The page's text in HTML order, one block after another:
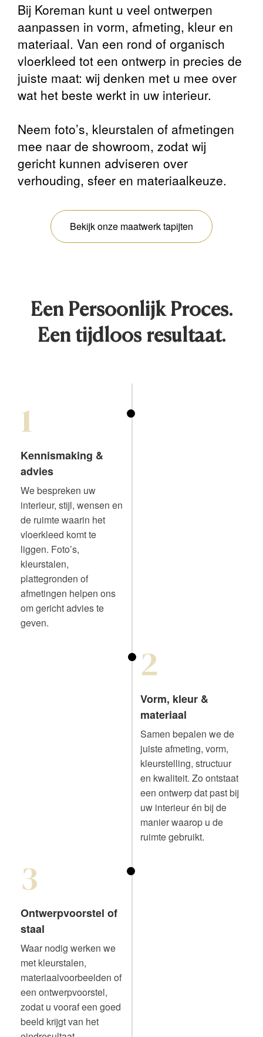
Bij Koreman kunt u veel ontwerpen
aanpassen in vorm, afmeting, kleur en
materiaal. Van een rond of organisch
vloerkleed tot een ontwerp in precies de
juiste maat: wij denken met u mee over
wat het beste werkt in uw interieur.
Neem foto’s, kleurstalen of afmetingen
mee naar de showroom, zodat wij
gericht kunnen adviseren over
verhouding, sfeer en materiaalkeuze.
Bekijk onze maatwerk tapijten
Een Persoonlijk Proces.
Een tijdloos resultaat.
1
Kennismaking &
advies
We bespreken uw
interieur, stijl, wensen en
de ruimte waarin het
vloerkleed komt te
liggen. Foto’s,
kleurstalen,
plattegronden of
afmetingen helpen ons
om gericht advies te
geven.
2
Vorm, kleur &
materiaal
Samen bepalen we de
juiste afmeting, vorm,
kleurstelling, structuur
en kwaliteit. Zo ontstaat
een ontwerp dat past bij
uw interieur én bij de
manier waarop u de
ruimte gebruikt.
3
Ontwerpvoorstel of
staal
Waar nodig werken we
met kleurstalen,
materiaalvoorbeelden of
een ontwerpvoorstel,
zodat u vooraf een goed
beeld krijgt van het